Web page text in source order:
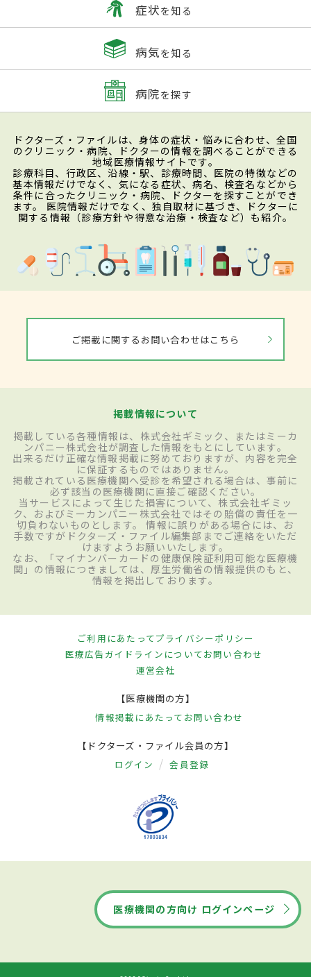
症状を知る
病気を知る
病院を探す
ドクターズ・ファイルは、身体の症状・悩みに合わせ、全国
のクリニック・病院、ドクターの情報を調べることができる
地域医療情報サイトです。
診療科目、行政区、沿線・駅、診療時間、医院の特徴などの
基本情報だけでなく、気になる症状、病名、検査名などから
条件に合ったクリニック・病院、ドクターを探すことができ
ます。 医院情報だけでなく、独自取材に基づき、ドクターに
関する情報（診療方針や得意な治療・検査など）も紹介。
ご掲載に関するお問い合わせはこちら
掲載情報について
掲載している各種情報は、株式会社ギミック、またはミーカ
ンパニー株式会社が調査した情報をもとにしています。
出来るだけ正確な情報掲載に努めておりますが、内容を完全
に保証するものではありません。
掲載されている医療機関へ受診を希望される場合は、事前に
必ず該当の医療機関に直接ご確認ください。
当サービスによって生じた損害について、株式会社ギミッ
ク、およびミーカンパニー株式会社ではその賠償の責任を一
切負わないものとします。 情報に誤りがある場合には、お
手数ですがドクターズ・ファイル編集部までご連絡をいただ
けますようお願いいたします。
なお、「マイナンバーカードの健康保険証利用可能な医療機
関」の情報につきましては、厚生労働省の情報提供のもと、
情報を掲出しております。
ご利用にあたってプライバシーポリシー
医療広告ガイドラインについてお問い合わせ
運営会社
【医療機関の方】
情報掲載にあたって お問い合わせ
【ドクターズ・ファイル会員の方】
ログイン 会員登録
医療機関の方向け ログインページ